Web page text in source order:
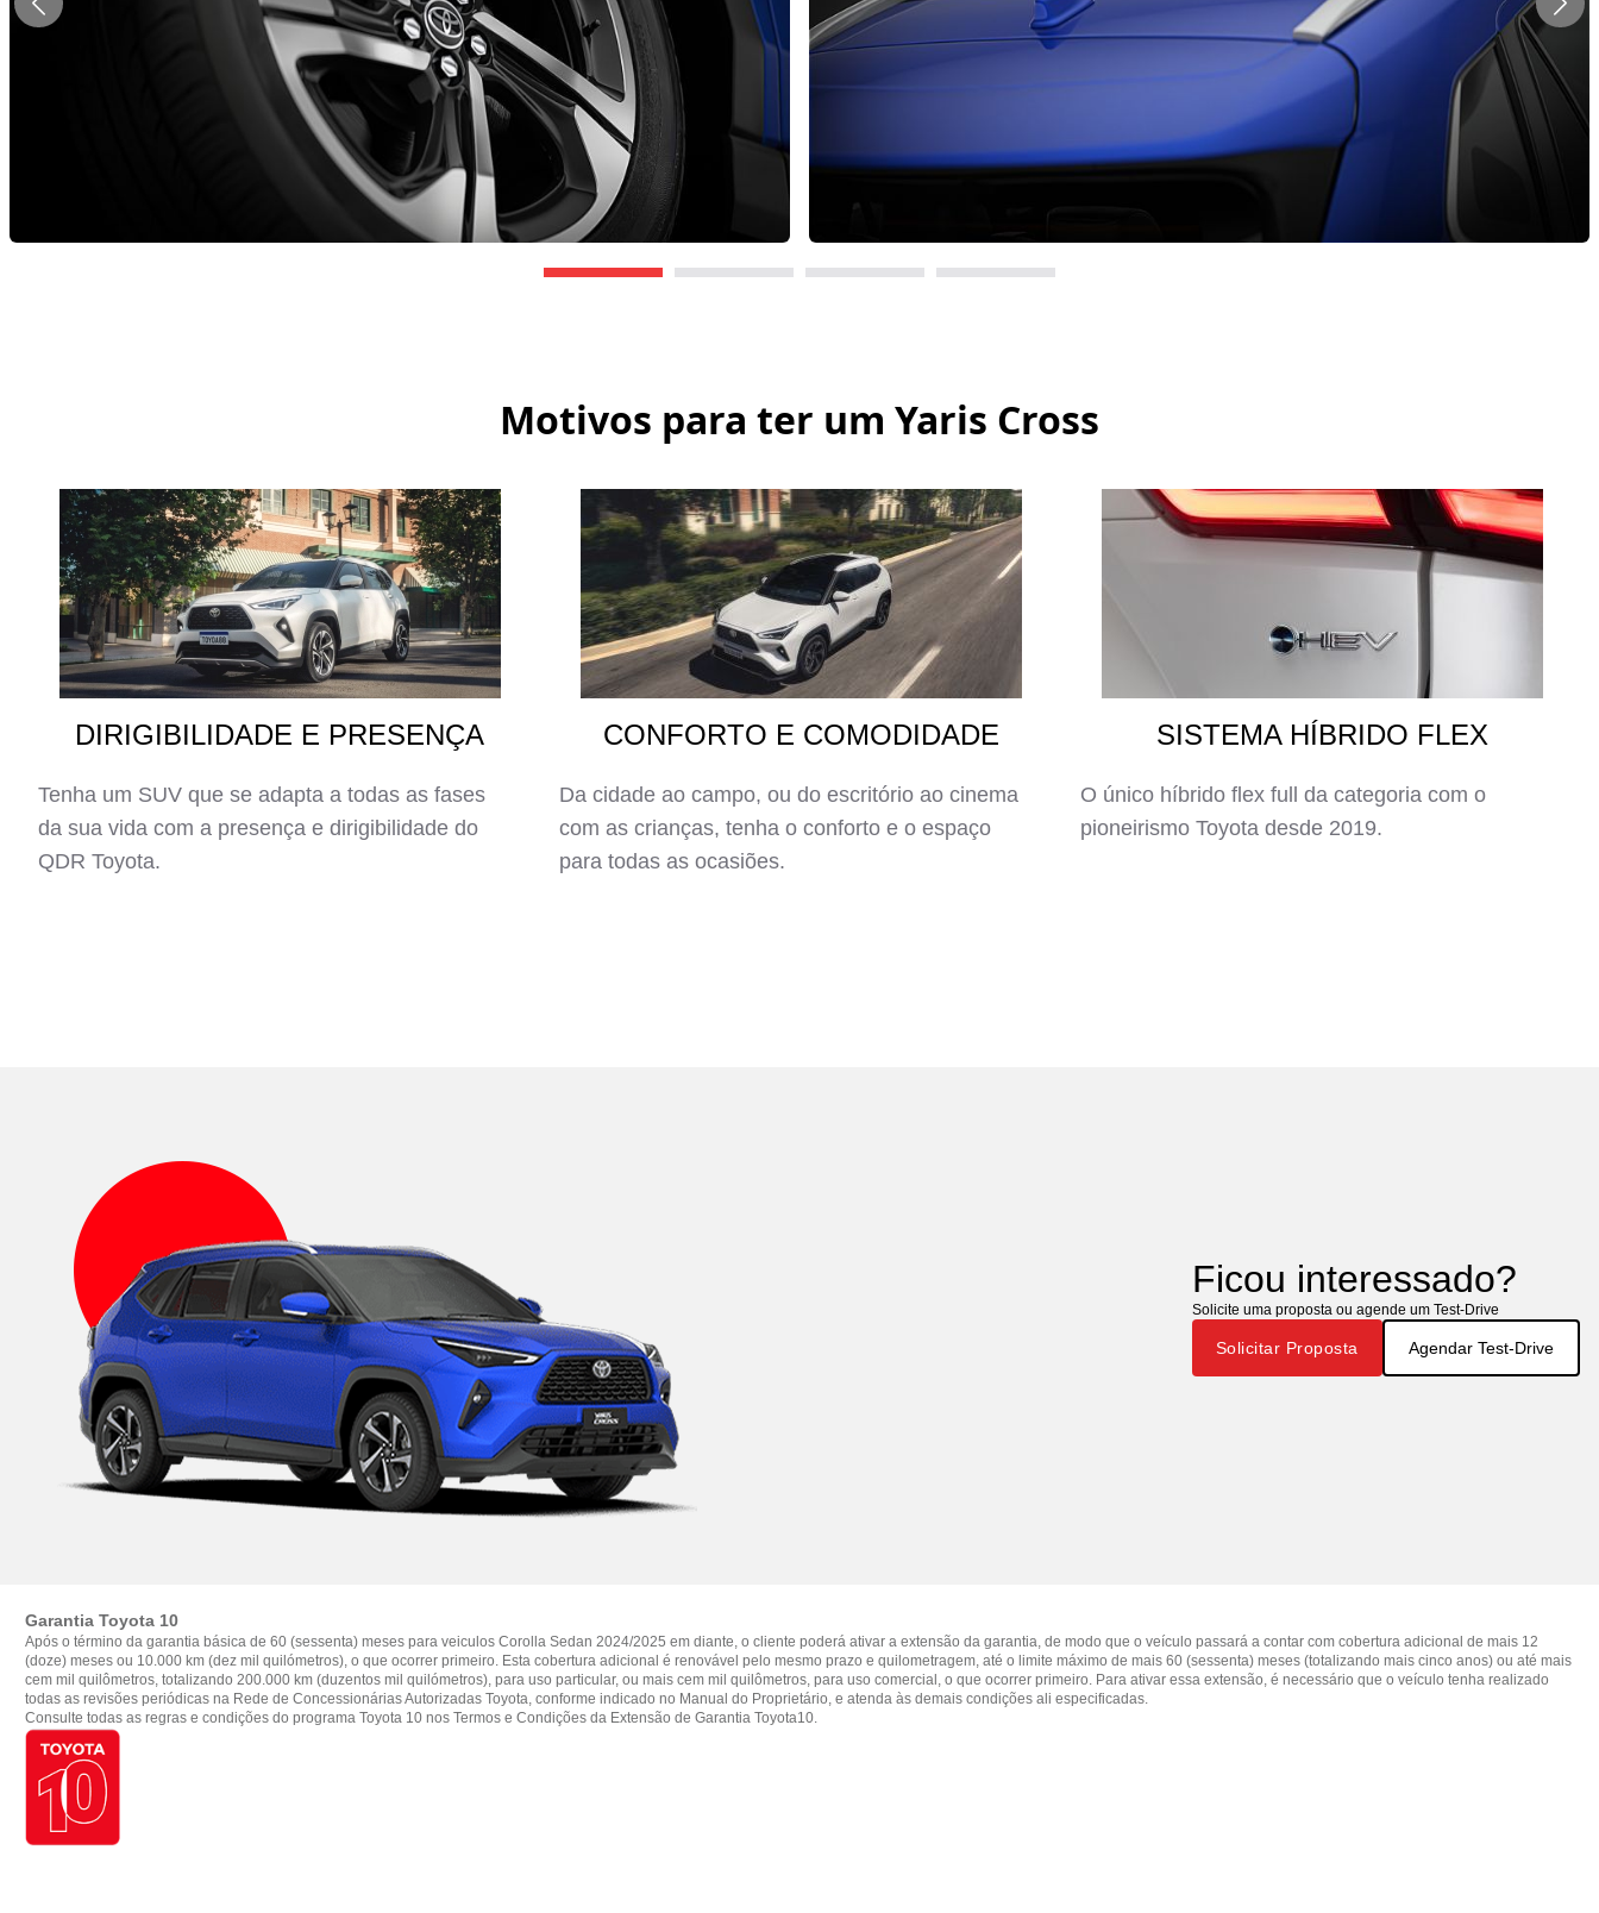
Motivos para ter um Yaris Cross
DIRIGIBILIDADE E PRESENÇA
Tenha um SUV que se adapta a todas as fases
da sua vida com a presença e dirigibilidade do
QDR Toyota.
CONFORTO E COMODIDADE
Da cidade ao campo, ou do escritório ao cinema
com as crianças, tenha o conforto e o espaço
para todas as ocasiões.
SISTEMA HÍBRIDO FLEX
O único híbrido flex full da categoria com o
pioneirismo Toyota desde 2019.
Ficou interessado?
Solicite uma proposta ou agende um Test-Drive
Solicitar Proposta Agendar Test-Drive
Garantia Toyota 10
Após o término da garantia básica de 60 (sessenta) meses para veiculos Corolla Sedan 2024/2025 em diante, o cliente poderá ativar a extensão da garantia, de modo que o veículo passará a contar com cobertura adicional de mais 12
(doze) meses ou 10.000 km (dez mil quilómetros), o que ocorrer primeiro. Esta cobertura adicional é renovável pelo mesmo prazo e quilometragem, até o limite máximo de mais 60 (sessenta) meses (totalizando mais cinco anos) ou até mais
cem mil quilômetros, totalizando 200.000 km (duzentos mil quilómetros), para uso particular, ou mais cem mil quilômetros, para uso comercial, o que ocorrer primeiro. Para ativar essa extensão, é necessário que o veículo tenha realizado
todas as revisões periódicas na Rede de Concessionárias Autorizadas Toyota, conforme indicado no Manual do Proprietário, e atenda às demais condições ali especificadas.
Consulte todas as regras e condições do programa Toyota 10 nos Termos e Condições da Extensão de Garantia Toyota10.